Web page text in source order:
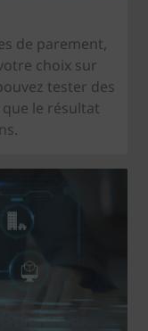
de parement,
choix sur
tester des
le résultat